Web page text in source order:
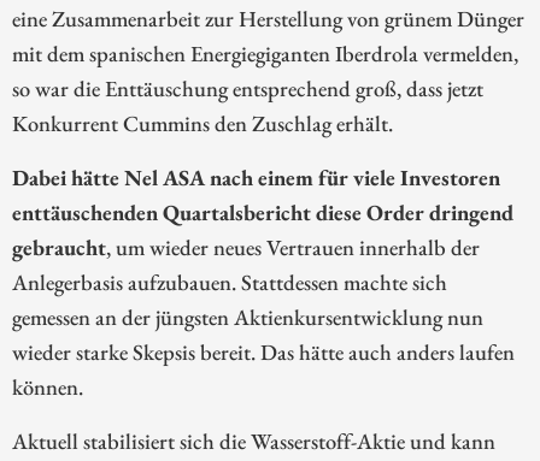
eine Zusammenarbeit zur Herstellung von grünem Dünger
mit dem spanischen Energiegiganten Iberdrola vermelden,
so war die Enttäuschung entsprechend groß, dass jetzt
Konkurrent Cummins den Zuschlag erhält.
Dabei hätte Nel ASA nach einem für viele Investoren
enttäuschenden Quartalsbericht diese Order dringend
gebraucht, um wieder neues Vertrauen innerhalb der
Anlegerbasis aufzubauen. Stattdessen machte sich
gemessen an der jüngsten Aktienkursentwicklung nun
wieder starke Skepsis bereit. Das hätte auch anders laufen
können.
Aktuell stabilisiert sich die Wasserstoff-Aktie und kann